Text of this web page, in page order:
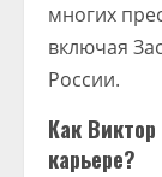
многих
включая
России.
Как
карьере?